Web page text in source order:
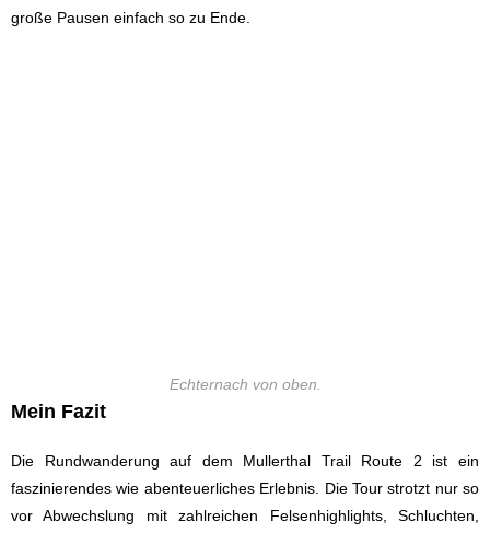
große Pausen einfach so zu Ende.
Echternach von oben.
Mein Fazit
Die Rundwanderung auf dem Mullerthal Trail Route 2 ist ein
faszinierendes wie abenteuerliches Erlebnis. Die Tour strotzt nur so
vor Abwechslung mit zahlreichen Felsenhighlights, Schluchten,